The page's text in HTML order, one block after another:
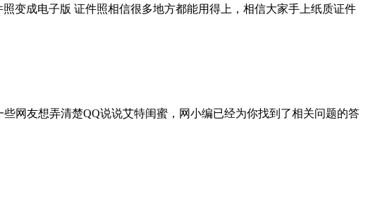
变成电子版 证件照相信很多地方都能用得上，相信大家手上纸质证件
网友想弄清楚QQ说说艾特闺蜜，网小编已经为你找到了相关问题的答